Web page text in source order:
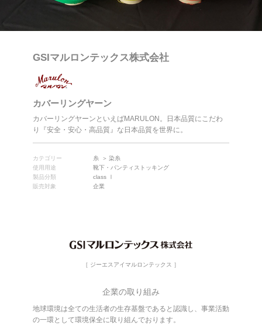
GSIマルロンテックス株式会社
カバーリングヤーン
カバーリングヤーンといえばMARULON。日本品質にこだわ
り『安全・安心・高品質』な日本品質を世界に。
カテゴリー 糸
染糸
使用用途
靴下・パンティストッキング
製品分類
class Ⅰ
販売対象
企業
［ ジーエスアイマルロンテックス ］
企業の取り組み
地球環境は全ての生活者の生存基盤であると認識し、事業活動
の一環として環境保全に取り組んでおります。